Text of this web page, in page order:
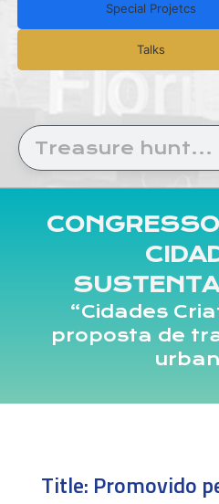
Special Projetcs
Talks
“Cidades
proposta de
Title: Promovido